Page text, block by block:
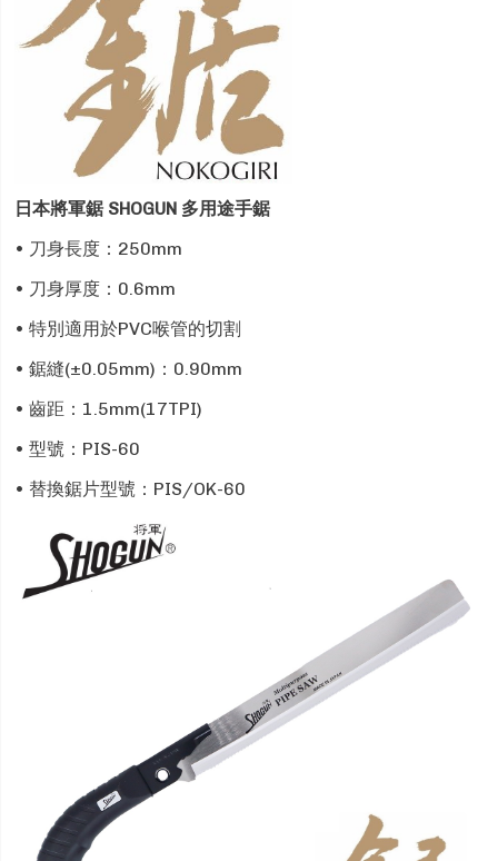
日本將軍鋸 SHOGUN 多用途手鋸
• 刀身長度：250mm
• 刀身厚度：0.6mm
• 特別適用於PVC喉管的切割
• 鋸縫(±0.05mm)：0.90mm
• 齒距：1.5mm(17TPI)
• 型號：PIS-60
• 替換鋸片型號：PIS/OK-60